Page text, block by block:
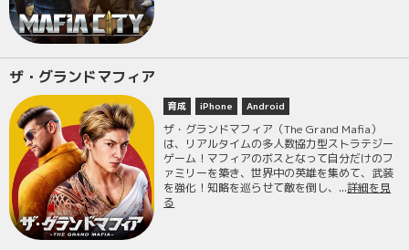
ザ・グランドマフィア
育成 iPhone Android
ザ・グランドマフィア（The Grand Mafia）
は、リアルタイムの多人数協力型ストラテジー
ゲーム！マフィアのボスとなって自分だけのフ
ァミリーを築き、世界中の英雄を集めて、武装
を強化！知略を巡らせて敵を倒し、...詳細を見
る